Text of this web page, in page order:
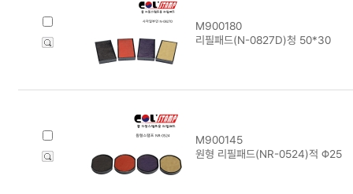
M900180
리필패드(N-0827D)청 50*30
M900145
원형 리필패드(NR-0524)적 Φ25